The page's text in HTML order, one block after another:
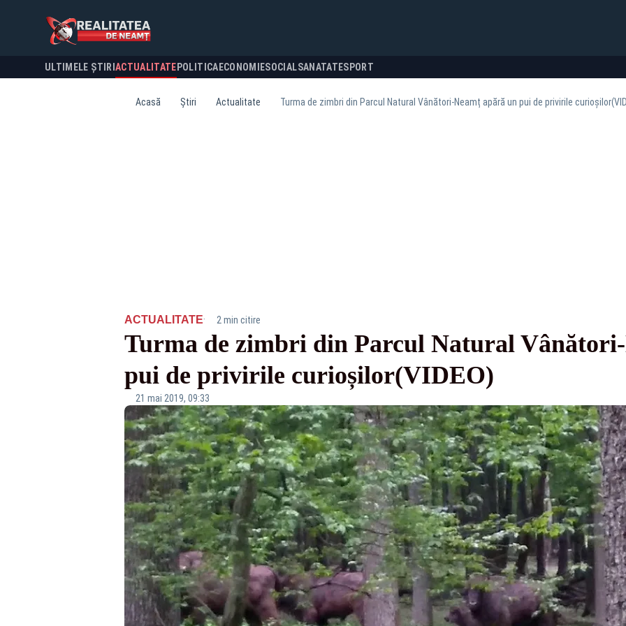
ULTIMELE ȘTIRI ACTUALITATE POLITICA ECONOMIESOCIALSANATATESPORT
Acasă Știri Actualitate Turma de zimbri din Parcul Natural Vânători-Neamț apără un pui de privirile
ACTUALITATE· 2 min citire
Turma de zimbri din Parcul Natural
pui de privirile curioșilor(VIDEO)
21 mai 2019, 09:33